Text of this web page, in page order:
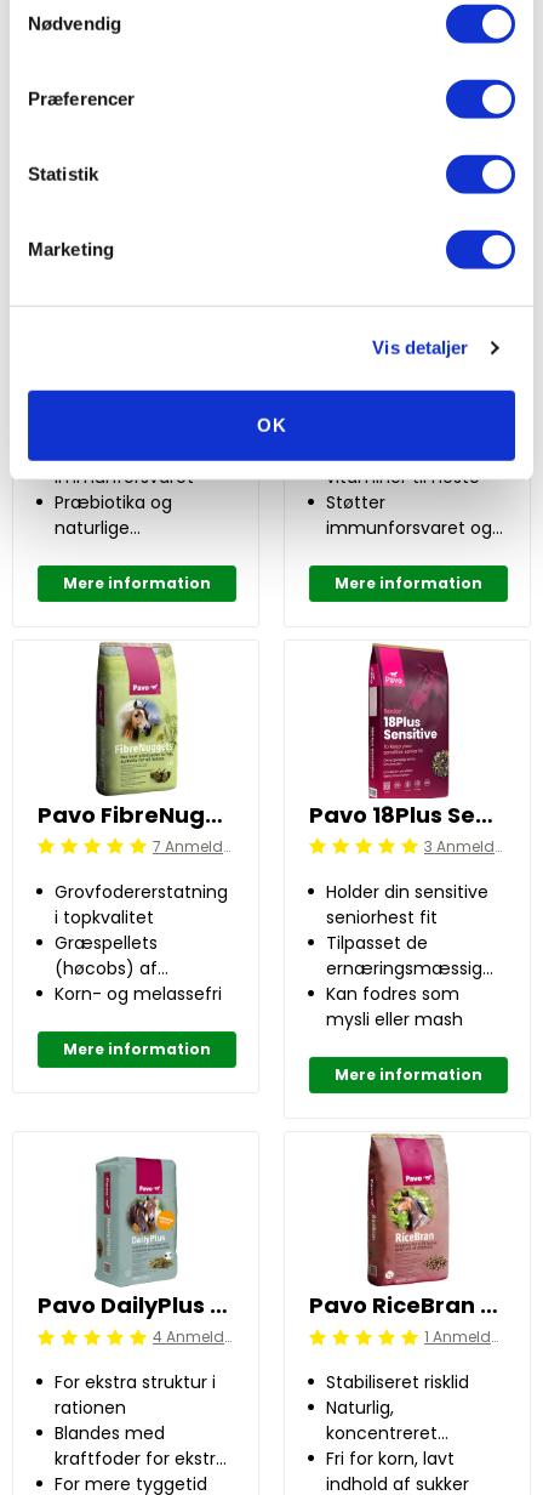
Nødvendig
Præferencer
Statistik
Marketing
Vis detaljer
OK
100 % naturlige
ingredienser
Mere information
immunforsvaret
Præbiotika og
naturlige
Mere information
2 Anmeldelser
vitaminer til heste
Støtter
immunforsvaret og
Mere information
Pavo FibreNuggets 20 kg
Beoordeling: 5/5 7 Anmeldelser
Grovfodererstatning
i topkvalitet
Græspellets
(høcobs) af
alpegræsser og -
Korn- og melassefri
Mere information
Pavo 18Plus Sensitive 15 kg
Beoordeling: 5/5 3 Anmeldelser
Holder din sensitive
seniorhest fit
Tilpasset de
ernæringsmæssige
behov hos sensitive
seniorheste
Kan fodres som
mysli eller mash
Mere information
Pavo DailyPlus 12 kg
Beoordeling: 5/5 4 Anmeldelser
For ekstra struktur i
rationen
Blandes med
kraftfoder for ekstra
spytproduktion
For mere tyggetid
Pavo RiceBran 20 kg
Beoordeling: 5/5 1 Anmeldelser
Stabiliseret risklid
Naturlig,
koncentreret
energikilde
Fri for korn, lavt
indhold af sukker